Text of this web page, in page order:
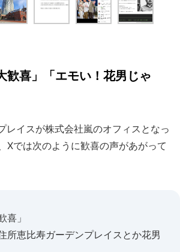
歓喜」「エモい！花男じゃ
レイスが株式会社嵐のオフィスとなっ
Xでは次のように歓喜の声があがって
喜」
所恵比寿ガーデンプレイスとか花男